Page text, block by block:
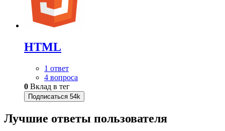
HTML
1 ответ
4 вопроса
0 Вклад в тег
Подписаться 54k
Лучшие ответы пользователя